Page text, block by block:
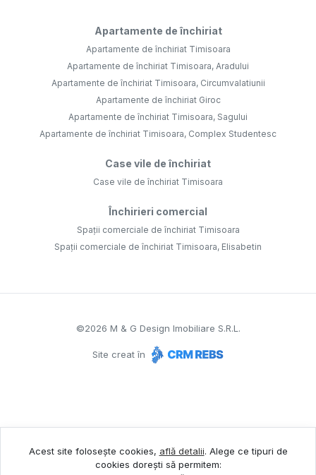
Apartamente de închiriat
Apartamente de închiriat Timisoara
Apartamente de închiriat Timisoara, Aradului
Apartamente de închiriat Timisoara, Circumvalatiunii
Apartamente de închiriat Giroc
Apartamente de închiriat Timisoara, Sagului
Apartamente de închiriat Timisoara, Complex Studentesc
Case vile de închiriat
Case vile de închiriat Timisoara
Închirieri comercial
Spații comerciale de închiriat Timisoara
Spații comerciale de închiriat Timisoara, Elisabetin
©2026 M & G Design Imobiliare S.R.L.
Site creat în
Acest site folosește cookies, află detalii. Alege ce tipuri de
cookies dorești să permitem: